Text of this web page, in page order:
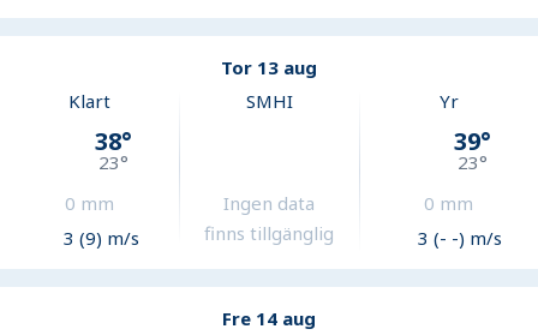
Tor 13 aug
Klart
38°
23°
0 mm
3 (9) m/s
SMHI
Ingen data
finns tillgänglig
Yr
39°
23°
0 mm
3 (- -) m/s
Fre 14 aug